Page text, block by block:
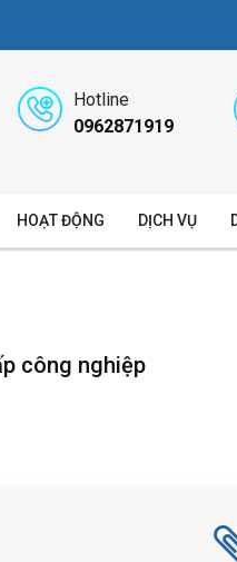
Hotline
0962871919
HOẠT ĐỘNG DỊCH VỤ
công nghiệp